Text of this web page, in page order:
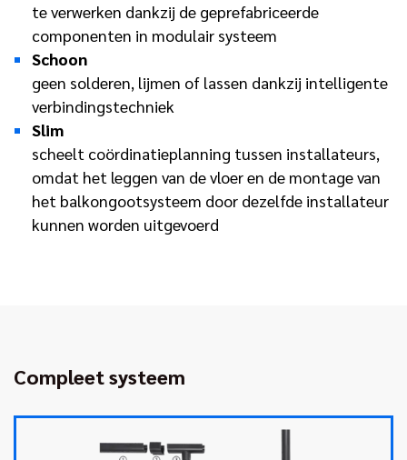
te verwerken dankzij de geprefabriceerde
componenten in modulair systeem
Schoon
geen solderen, lijmen of lassen dankzij intelligente
verbindingstechniek
Slim
scheelt coördinatieplanning tussen installateurs,
omdat het leggen van de vloer en de montage van
het balkongootsysteem door dezelfde installateur
kunnen worden uitgevoerd
Compleet systeem